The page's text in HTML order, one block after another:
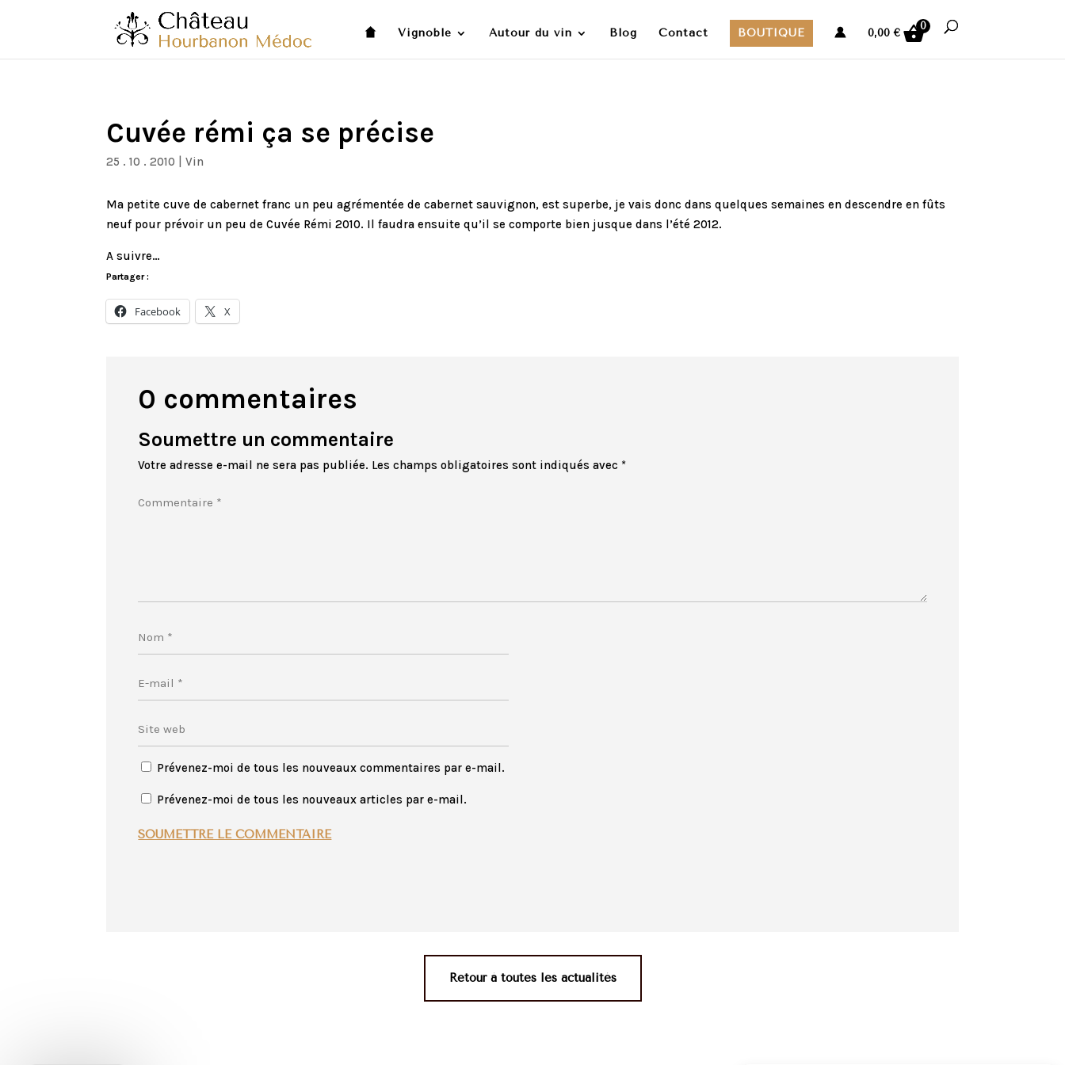
Vignoble Autour du vin Blog Contact BOUTIQUE 0,00€
0
Cuvée rémi ça se précise
25 . 10 . 2010 |Vin
Ma petite cuve de cabernet franc un peu agrémentée de cabernet sauvignon, est superbe, je vais donc dans quelques semaines en descendre en fûts
neuf pour prévoir un peu de Cuvée Rémi 2010. Il faudra ensuite qu’il se comporte bien jusque dans l’été 2012.
A suivre…
Partager :
Facebook X
0 commentaires
Soumettre un commentaire
Votre adresse e-mail ne sera pas publiée. Les champs obligatoires sont indiqués avec *
Prévenez-moi de tous les nouveaux commentaires par e-mail.
Prévenez-moi de tous les nouveaux articles par e-mail.
SOUMETTRE LE COMMENTAIRE
Retour à toutes les actualités